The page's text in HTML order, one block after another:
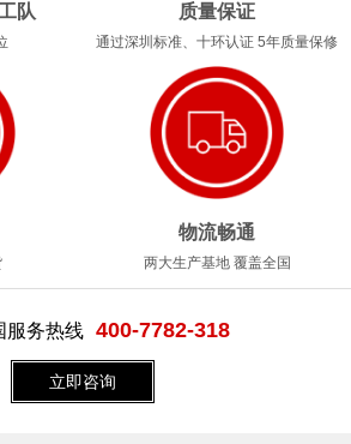
队 质量保证
通过深圳标准、十环认证 5年质量保修
物流畅通
两大生产基地 覆盖全国
服务热线 400-7782-318
立即咨询